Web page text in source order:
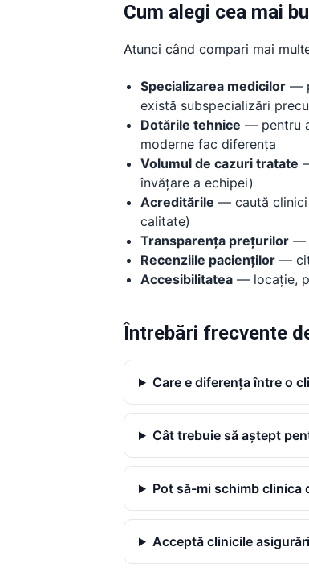
Cum alegi cea mai
Atunci când compari mai
Specializarea medicilor —
există subspecializări
Dotările tehnice — pentru
moderne fac diferența
Volumul de cazuri tratate
învățare a echipei)
Acreditările — caută clinici
calitate)
Transparența prețurilor —
Recenziile pacienților —
Accesibilitatea — locație,
Întrebări frecvente
Care e diferența între o
Cât trebuie să aștept
Pot să-mi schimb clinica
Acceptă clinicile